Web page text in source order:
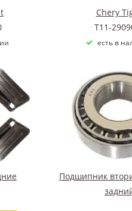
Chery
T11-
есть в
Подшипник